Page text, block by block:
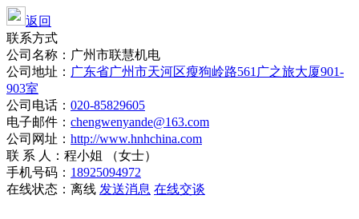
返回
联系方式
公司名称：广州市联慧机电
公司地址： 广东省广州市天河区瘦狗岭路561广之旅大厦901-
903室
公司电话： 020-85829605
电子邮件： chengwenyande@163.com
公司网址： http://www.hnhchina.com
联 系 人：程小姐 （女士）
手机号码： 18925094972
在线状态： 离线 发送消息 在线交谈